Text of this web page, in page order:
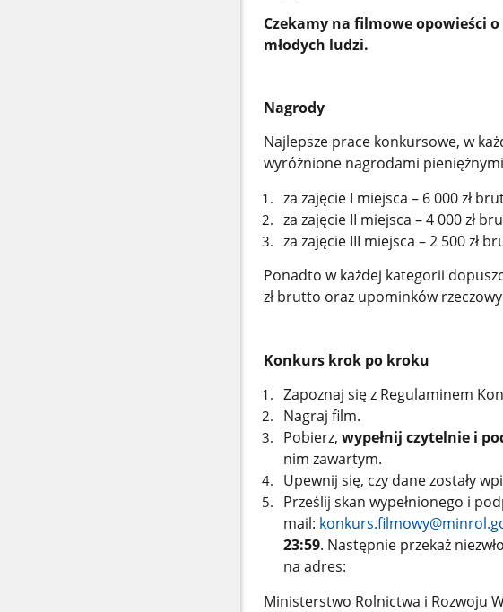
Czekamy na filmowe opowieści
młodych ludzi.
Nagrody
Najlepsze prace konkursowe, w
wyróżnione nagrodami
za zajęcie I miejsca – 6 000 zł
za zajęcie II miejsca – 4 000 zł
za zajęcie III miejsca – 2 500 zł
Ponadto w każdej kategorii
zł brutto oraz upominków
Konkurs krok po kroku
Zapoznaj się z Regulaminem
Nagraj film.
Pobierz, wypełnij czytelnie i
nim zawartym.
Upewnij się, czy dane zostały
Prześlij skan wypełnionego i
mail:
23:59. Następnie przekaż
na adres:
Ministerstwo Rolnictwa i Rozwoju